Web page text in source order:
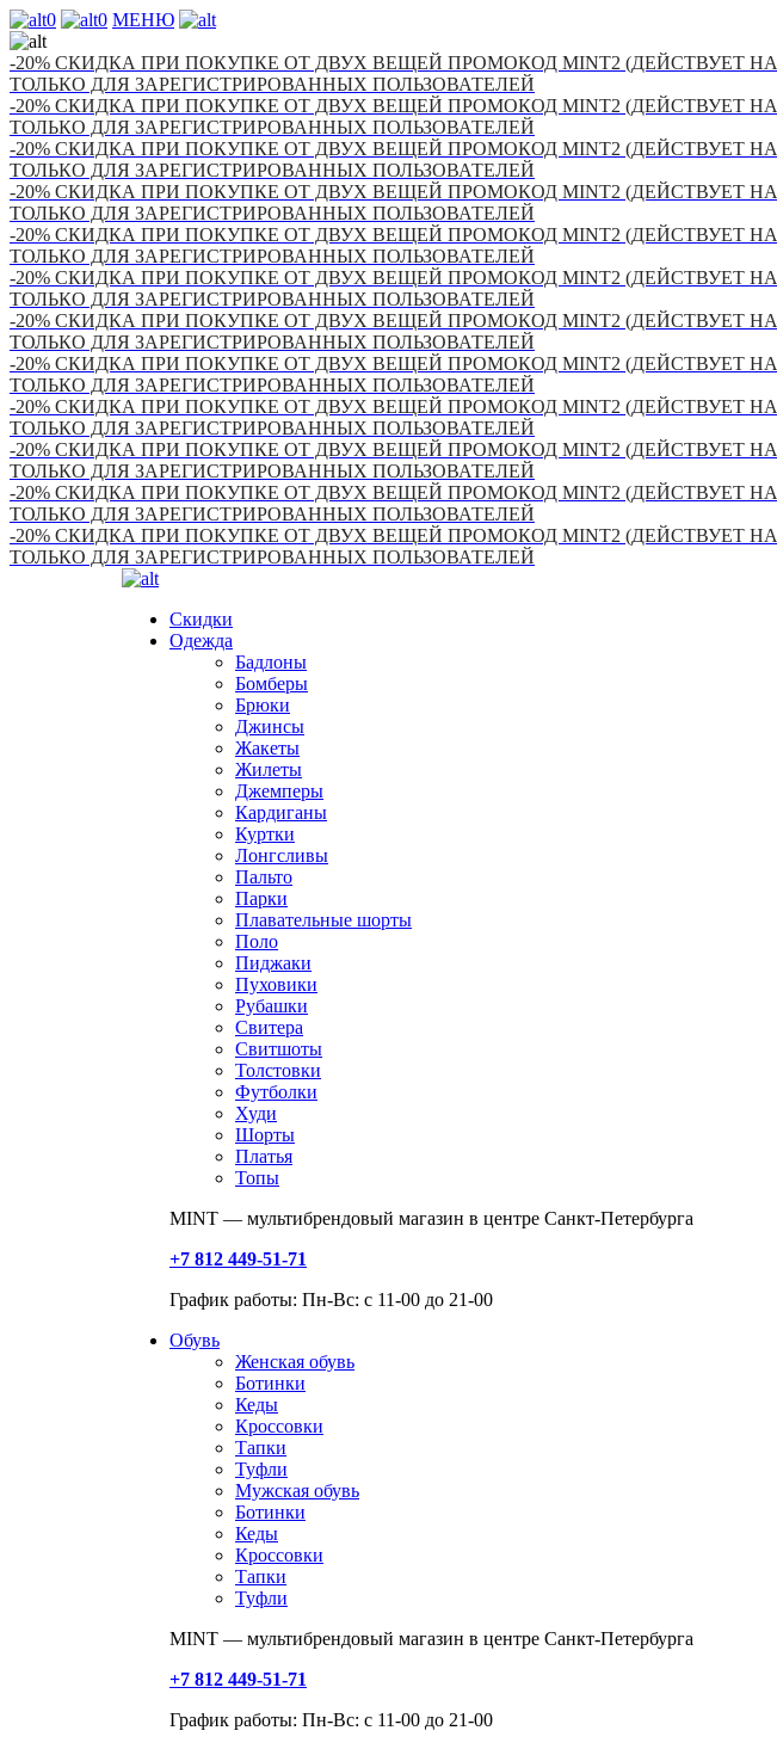
0 0 МЕНЮ
-20% СКИДКА ПРИ ПОКУПКЕ ОТ ДВУХ ВЕЩЕЙ ПРОМОКОД MINT2 (ДЕЙСТВУЕТ
ТОЛЬКО ДЛЯ ЗАРЕГИСТРИРОВАННЫХ ПОЛЬЗОВАТЕЛЕЙ
-20% СКИДКА ПРИ ПОКУПКЕ ОТ ДВУХ ВЕЩЕЙ ПРОМОКОД MINT2 (ДЕЙСТВУЕТ
ТОЛЬКО ДЛЯ ЗАРЕГИСТРИРОВАННЫХ ПОЛЬЗОВАТЕЛЕЙ
-20% СКИДКА ПРИ ПОКУПКЕ ОТ ДВУХ ВЕЩЕЙ ПРОМОКОД MINT2 (ДЕЙСТВУЕТ
ТОЛЬКО ДЛЯ ЗАРЕГИСТРИРОВАННЫХ ПОЛЬЗОВАТЕЛЕЙ
-20% СКИДКА ПРИ ПОКУПКЕ ОТ ДВУХ ВЕЩЕЙ ПРОМОКОД MINT2 (ДЕЙСТВУЕТ
ТОЛЬКО ДЛЯ ЗАРЕГИСТРИРОВАННЫХ ПОЛЬЗОВАТЕЛЕЙ
-20% СКИДКА ПРИ ПОКУПКЕ ОТ ДВУХ ВЕЩЕЙ ПРОМОКОД MINT2 (ДЕЙСТВУЕТ
ТОЛЬКО ДЛЯ ЗАРЕГИСТРИРОВАННЫХ ПОЛЬЗОВАТЕЛЕЙ
-20% СКИДКА ПРИ ПОКУПКЕ ОТ ДВУХ ВЕЩЕЙ ПРОМОКОД MINT2 (ДЕЙСТВУЕТ
ТОЛЬКО ДЛЯ ЗАРЕГИСТРИРОВАННЫХ ПОЛЬЗОВАТЕЛЕЙ
-20% СКИДКА ПРИ ПОКУПКЕ ОТ ДВУХ ВЕЩЕЙ ПРОМОКОД MINT2 (ДЕЙСТВУЕТ
ТОЛЬКО ДЛЯ ЗАРЕГИСТРИРОВАННЫХ ПОЛЬЗОВАТЕЛЕЙ
-20% СКИДКА ПРИ ПОКУПКЕ ОТ ДВУХ ВЕЩЕЙ ПРОМОКОД MINT2 (ДЕЙСТВУЕТ
ТОЛЬКО ДЛЯ ЗАРЕГИСТРИРОВАННЫХ ПОЛЬЗОВАТЕЛЕЙ
-20% СКИДКА ПРИ ПОКУПКЕ ОТ ДВУХ ВЕЩЕЙ ПРОМОКОД MINT2 (ДЕЙСТВУЕТ
ТОЛЬКО ДЛЯ ЗАРЕГИСТРИРОВАННЫХ ПОЛЬЗОВАТЕЛЕЙ
-20% СКИДКА ПРИ ПОКУПКЕ ОТ ДВУХ ВЕЩЕЙ ПРОМОКОД MINT2 (ДЕЙСТВУЕТ
ТОЛЬКО ДЛЯ ЗАРЕГИСТРИРОВАННЫХ ПОЛЬЗОВАТЕЛЕЙ
-20% СКИДКА ПРИ ПОКУПКЕ ОТ ДВУХ ВЕЩЕЙ ПРОМОКОД MINT2 (ДЕЙСТВУЕТ
ТОЛЬКО ДЛЯ ЗАРЕГИСТРИРОВАННЫХ ПОЛЬЗОВАТЕЛЕЙ
-20% СКИДКА ПРИ ПОКУПКЕ ОТ ДВУХ ВЕЩЕЙ ПРОМОКОД MINT2 (ДЕЙСТВУЕТ
ТОЛЬКО ДЛЯ ЗАРЕГИСТРИРОВАННЫХ ПОЛЬЗОВАТЕЛЕЙ
Скидки
Одежда
Бадлоны
Бомберы
Брюки
Джинсы
Жакеты
Жилеты
Джемперы
Кардиганы
Куртки
Лонгсливы
Пальто
Парки
Плавательные шорты
Поло
Пиджаки
Пуховики
Рубашки
Свитера
Свитшоты
Толстовки
Футболки
Худи
Шорты
Платья
Топы
MINT — мультибрендовый магазин в центре Санкт-Петербурга
+7 812 449-51-71
График работы: Пн-Вс: с 11-00 до 21-00
Обувь
Женская обувь
Ботинки
Кеды
Кроссовки
Тапки
Туфли
Мужская обувь
Ботинки
Кеды
Кроссовки
Тапки
Туфли
MINT — мультибрендовый магазин в центре Санкт-Петербурга
+7 812 449-51-71
График работы: Пн-Вс: с 11-00 до 21-00